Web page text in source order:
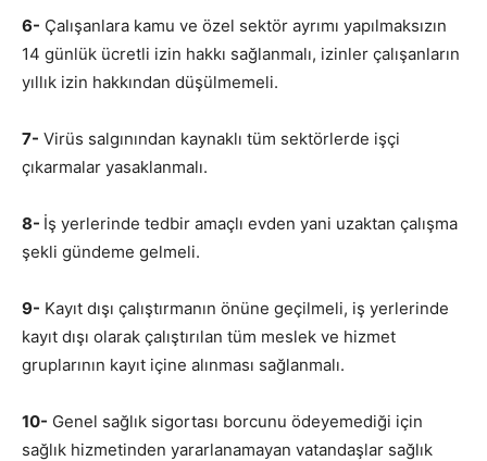
6- Çalışanlara kamu ve özel sektör ayrımı yapılmaksızın
14 günlük ücretli izin hakkı sağlanmalı, izinler çalışanların
yıllık izin hakkından düşülmemeli.
7- Virüs salgınından kaynaklı tüm sektörlerde işçi
çıkarmalar yasaklanmalı.
8- İş yerlerinde tedbir amaçlı evden yani uzaktan çalışma
şekli gündeme gelmeli.
9- Kayıt dışı çalıştırmanın önüne geçilmeli, iş yerlerinde
kayıt dışı olarak çalıştırılan tüm meslek ve hizmet
gruplarının kayıt içine alınması sağlanmalı.
10- Genel sağlık sigortası borcunu ödeyemediği için
sağlık hizmetinden yararlanamayan vatandaşlar sağlık